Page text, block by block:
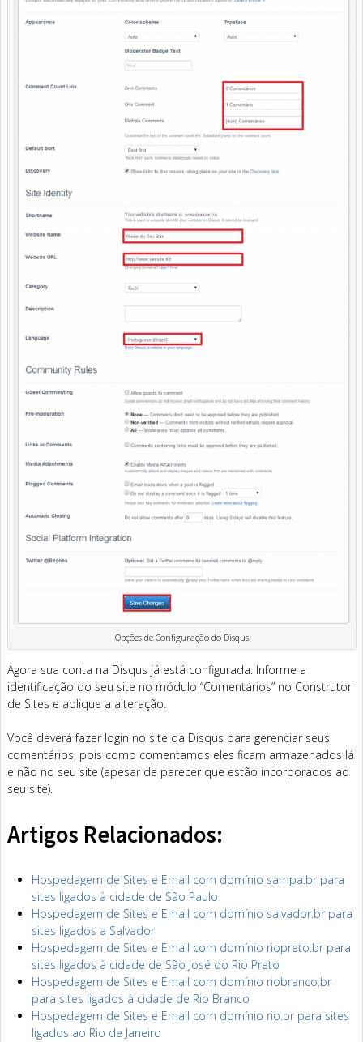
Opções de Configuração do Disqus
Agora sua conta na Disqus já está configurada. Informe a
identificação do seu site no módulo “Comentários” no Construtor
de Sites e aplique a alteração.
Você deverá fazer login no site da Disqus para gerenciar seus
comentários, pois como comentamos eles ficam armazenados lá
e não no seu site (apesar de parecer que estão incorporados ao
seu site).
Artigos Relacionados:
Hospedagem de Sites e Email com domínio sampa.br para
sites ligados à cidade de São Paulo
Hospedagem de Sites e Email com domínio salvador.br para
sites ligados a Salvador
Hospedagem de Sites e Email com domínio riopreto.br para
sites ligados à cidade de São José do Rio Preto
Hospedagem de Sites e Email com domínio riobranco.br
para sites ligados à cidade de Rio Branco
Hospedagem de Sites e Email com domínio rio.br para sites
ligados ao Rio de Janeiro